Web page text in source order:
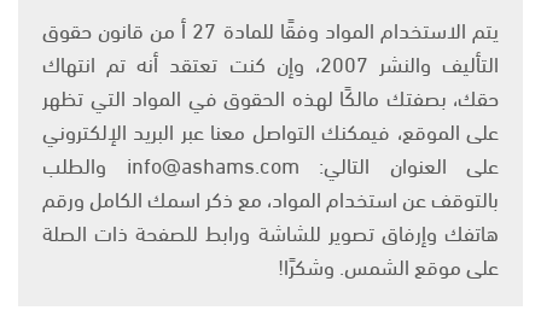
يتم الاستخدام المواد وفقًا للمادة 27 أ من قانون حقوق
التأليف والنشر 2007، وإن كنت تعتقد أنه تم انتهاك
حقك، بصفتك مالكًا لهذه الحقوق في المواد التي تظهر
على الموقع، فيمكنك التواصل معنا عبر البريد الإلكتروني
على العنوان التالي: info@ashams.com والطلب
بالتوقف عن استخدام المواد، مع ذكر اسمك الكامل ورقم
هاتفك وإرفاق تصوير للشاشة ورابط للصفحة ذات الصلة
على موقع الشمس. وشكرًا!